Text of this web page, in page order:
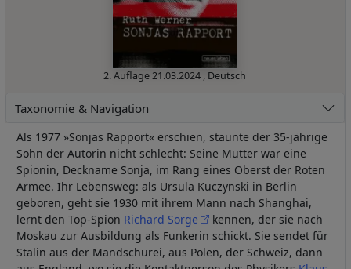
2. Auflage21.03.2024 , Deutsch
Taxonomie & Navigation
Als 1977 »Sonjas Rapport« erschien, staunte der 35-jährige
Sohn der Autorin nicht schlecht: Seine Mutter war eine
Spionin, Deckname Sonja, im Rang eines Oberst der Roten
Armee. Ihr Lebensweg: als Ursula Kuczynski in Berlin
geboren, geht sie 1930 mit ihrem Mann nach Shanghai,
lernt den Top-Spion Richard Sorge
kennen, der sie nach
Moskau zur Ausbildung als Funkerin schickt. Sie sendet für
Stalin aus der Mandschurei, aus Polen, der Schweiz, dann